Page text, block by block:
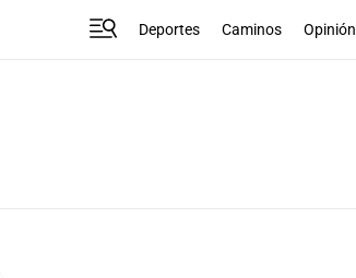
Deportes Caminos Opinión